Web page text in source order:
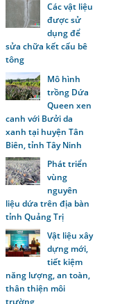
Các vật liệu
được sử
dụng để
sửa chữa kết cấu bê
tông
Mô hình
trồng Dứa
Queen xen
canh với Bưởi da
xanh tại huyện Tân
Biên, tỉnh Tây Ninh
Phát triển
vùng
nguyên
liệu dứa trên địa bàn
tỉnh Quảng Trị
Vật liệu xây
dựng mới,
tiết kiệm
năng lượng, an toàn,
thân thiện môi
trường